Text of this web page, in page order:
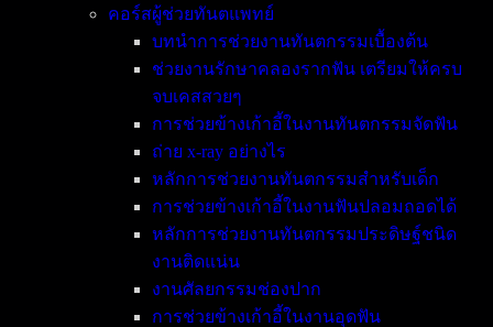
คอร์สผู้ช่วยทันตแพทย์
บทนำการช่วยงานทันตกรรมเบื้องต้น
ช่วยงานรักษาคลองรากฟัน เตรียมให้ครบ
จบเคสสวยๆ
การช่วยข้างเก้าอี้ในงานทันตกรรมจัดฟัน
ถ่าย x-ray อย่างไร
หลักการช่วยงานทันตกรรมสำหรับเด็ก
การช่วยข้างเก้าอี้ในงานฟันปลอมถอดได้
หลักการช่วยงานทันตกรรมประดิษฐ์ชนิด
งานติดแน่น
งานศัลยกรรมช่องปาก
การช่วยข้างเก้าอี้ในงานอุดฟัน